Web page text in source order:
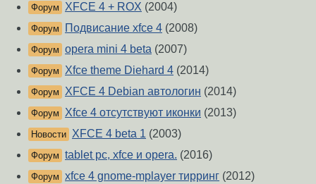
Форум XFCE 4 + ROX (2004)
Форум Подвисание xfce 4 (2008)
Форум opera mini 4 beta (2007)
Форум Xfce theme Diehard 4 (2014)
Форум XFCE 4 Debian автологин (2014)
Форум Xfce 4 отсутствуют иконки (2013)
Новости XFCE 4 beta 1 (2003)
Форум tablet pc, xfce и opera. (2016)
Форум xfce 4 gnome-mplayer тирринг (2012)